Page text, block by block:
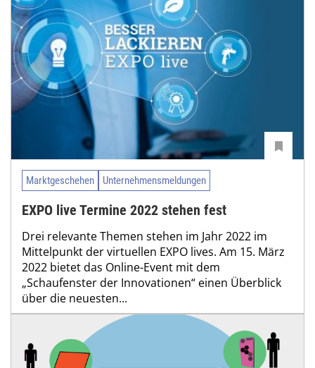
Marktgeschehen Unternehmensmeldungen
EXPO live Termine 2022 stehen fest
Drei relevante Themen stehen im Jahr 2022 im
Mittelpunkt der virtuellen EXPO lives. Am 15. März
2022 bietet das Online-Event mit dem
„Schaufenster der Innovationen“ einen Überblick
über die neuesten...